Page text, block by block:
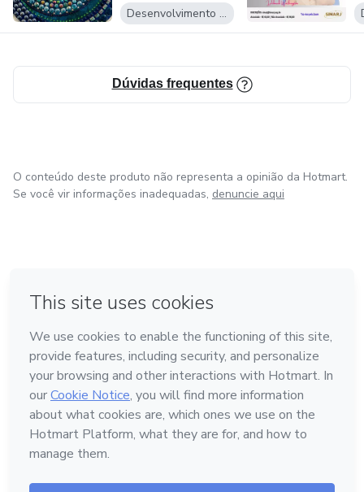
Desenvolvimento Pessoal
Dúvidas frequentes
O conteúdo deste produto não representa a opinião da Hotmart.
Se você vir informações inadequadas, denuncie aqui
Feito com ❤
em Belo Horizonte
Conheça a Hotmart
Idioma